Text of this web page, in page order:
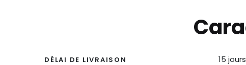
DÉLAI DE LIVRAISON
15 jours